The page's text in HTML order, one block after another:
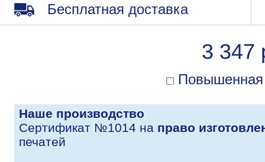
Бесплатная доставка
3 347
Повышенная
Наше производство
Сертификат №1014 на право
печатей